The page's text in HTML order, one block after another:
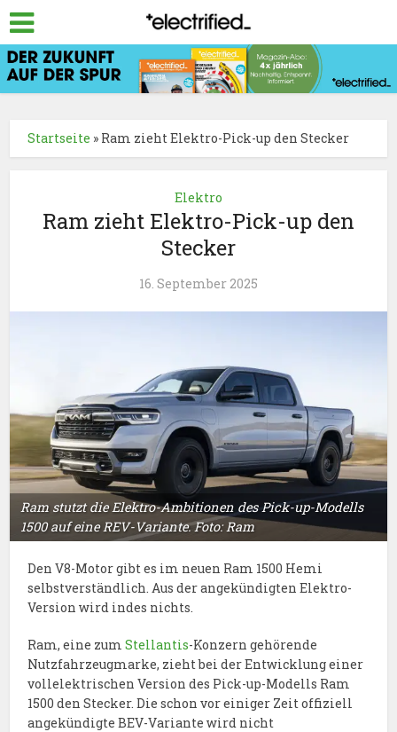
Startseite » Ram zieht Elektro-Pick-up den Stecker
Elektro
Ram zieht Elektro-Pick-up den
Stecker
16. September 2025
Ram stutzt die Elektro-Ambitionen des Pick-up-Modells
1500 auf eine REV-Variante. Foto: Ram
Den V8-Motor gibt es im neuen Ram 1500 Hemi
selbstverständlich. Aus der angekündigten Elektro-
Version wird indes nichts.
Ram, eine zumStellantis-Konzern gehörende
Nutzfahrzeugmarke, zieht bei der Entwicklung einer
vollelektrischen Version des Pick-up-Modells Ram
1500 den Stecker. Die schon vor einiger Zeit offiziell
angekündigte BEV-Variante wird nicht